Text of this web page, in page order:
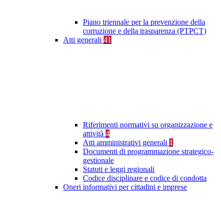
Piano triennale per la prevenzione della
corruzione e della trasparenza (PTPCT)
Atti generali 41
Riferimenti normativi su organizzazione e
attività 4
Atti amministrativi generali 1
Documenti di programmazione strategico-
gestionale
Statuti e leggi regionali
Codice disciplinare e codice di condotta
Oneri informativi per cittadini e imprese